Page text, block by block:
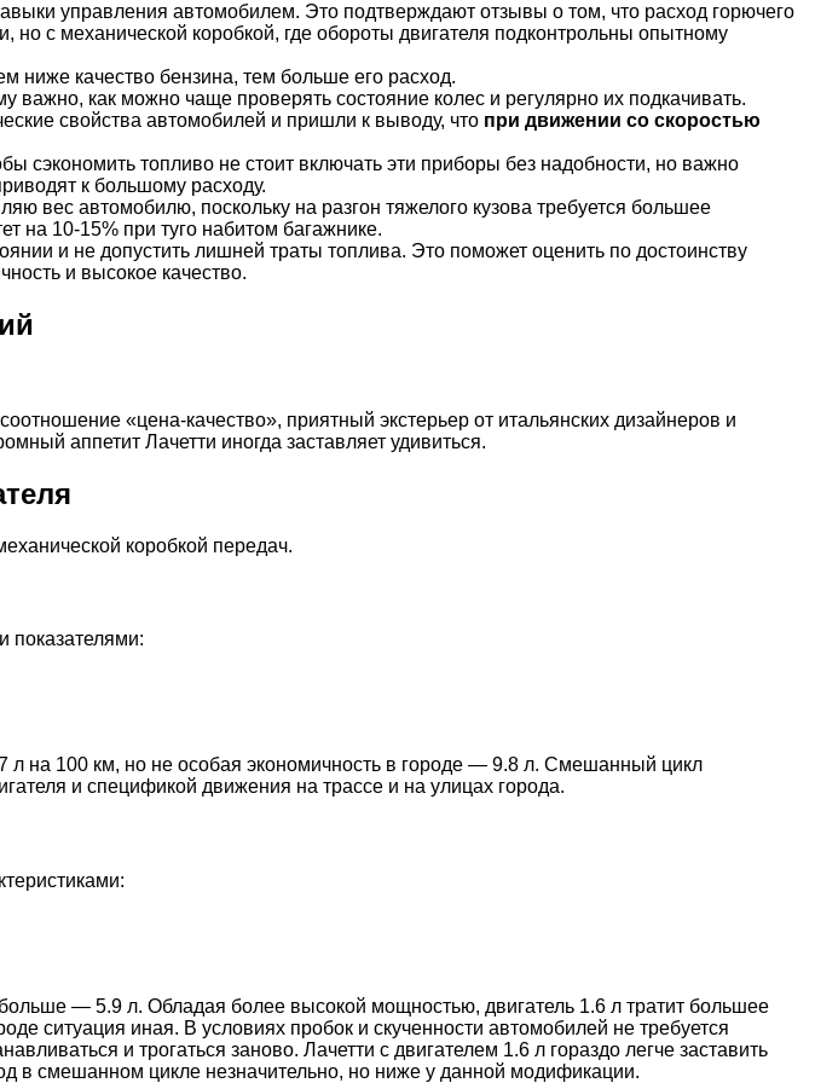
управления автомобилем. Это подтверждают отзывы о том, что расход горючего
с механической коробкой, где обороты двигателя подконтрольны опытному
ниже качество бензина, тем больше его расход.
как можно чаще проверять состояние колес и регулярно их подкачивать.
свойства автомобилей и пришли к выводу, что при движении со скоростью
сэкономить топливо не стоит включать эти приборы без надобности, но важно
к большому расходу.
вес автомобилю, поскольку на разгон тяжелого кузова требуется большее
на 10-15% при туго набитом багажнике.
и не допустить лишней траты топлива. Это поможет оценить по достоинству
и высокое качество.
«цена-качество», приятный экстерьер от итальянских дизайнеров и
аппетит Лачетти иногда заставляет удивиться.
коробкой передач.
показателями:
л на 100 км, но не особая экономичность в городе — 9.8 л. Смешанный цикл
и спецификой движения на трассе и на улицах города.
— 5.9 л. Обладая более высокой мощностью, двигатель 1.6 л тратит большее
ситуация иная. В условиях пробок и скученности автомобилей не требуется
и трогаться заново. Лачетти с двигателем 1.6 л гораздо легче заставить
в смешанном цикле незначительно, но ниже у данной модификации.